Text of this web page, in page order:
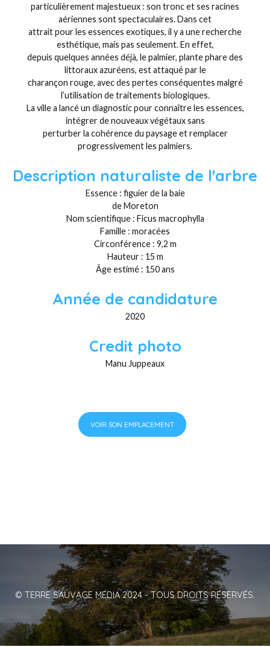
particulièrement majestueux : son tronc et ses racines
aériennes sont spectaculaires. Dans cet
attrait pour les essences exotiques, il y a une recherche
esthétique, mais pas seulement. En effet,
depuis quelques années déjà, le palmier, plante phare des
littoraux azuréens, est attaqué par le
charançon rouge, avec des pertes conséquentes malgré
l’utilisation de traitements biologiques.
La ville a lancé un diagnostic pour connaître les essences,
intégrer de nouveaux végétaux sans
perturber la cohérence du paysage et remplacer
progressivement les palmiers.
Description naturaliste de l'arbre
Essence : figuier de la baie
de Moreton
Nom scientifique : Ficus macrophylla
Famille : moracées
Circonférence : 9,2 m
Hauteur : 15 m
Âge estimé : 150 ans
Année de candidature
2020
Credit photo
Manu Juppeaux
VOIR SON EMPLACEMENT
© TERRE SAUVAGE MÉDIA 2024 - TOUS DROITS RÉSERVÉS.